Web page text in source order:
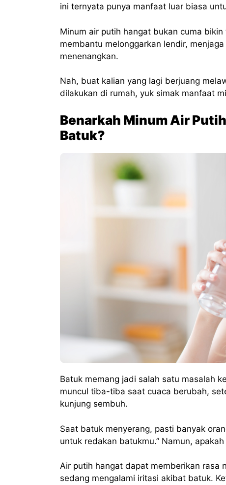
ini ternyata punya manfaat luar biasa
Minum air putih hangat bukan cuma
membantu melonggarkan lendir,
menenangkan.
Nah, buat kalian yang lagi berjuang
dilakukan di rumah, yuk simak manfaat
Benarkah Minum Air
Batuk?
Batuk memang jadi salah satu masalah
muncul tiba-tiba saat cuaca berubah,
kunjung sembuh.
Saat batuk menyerang, pasti banyak
untuk redakan batukmu.” Namun,
Air putih hangat dapat memberikan rasa
sedang mengalami iritasi akibat batuk.